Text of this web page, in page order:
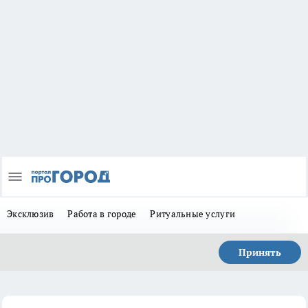
Эксклюзив Работа в городе Ритуальные услуги
Принять